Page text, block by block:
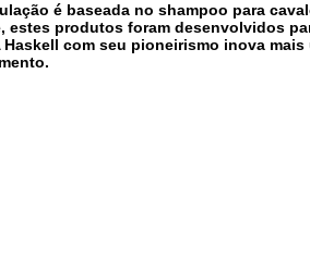
é baseada no shampoo para
estes produtos foram desenvolvidos
com seu pioneirismo inova mais